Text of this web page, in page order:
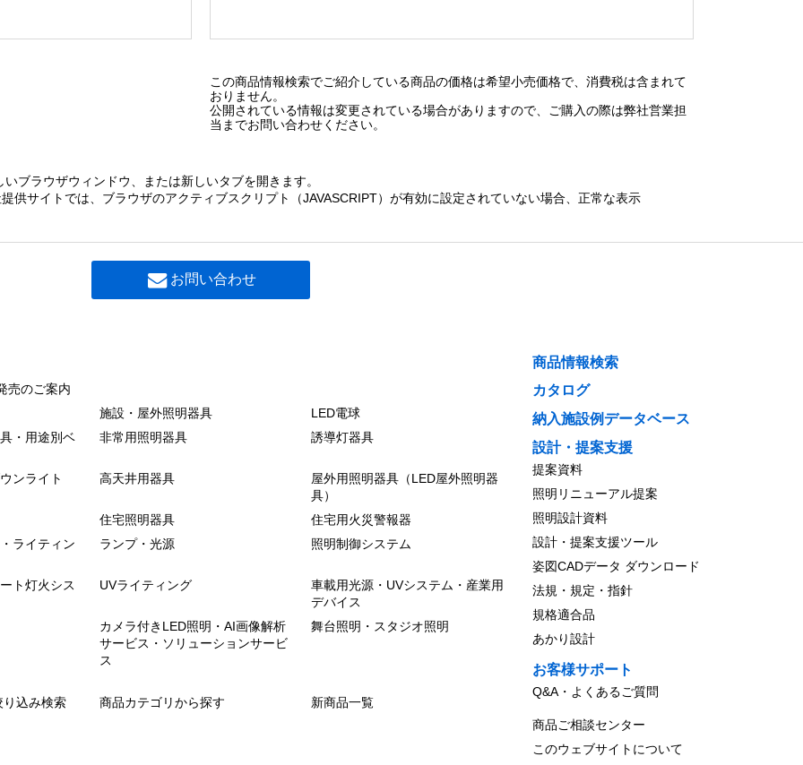
この商品情報検索でご紹介している商品の価格は希望小売価格で、消費税は含まれて
おりません。
公開されている情報は変更されている場合がありますので、ご購入の際は弊社営業担
当までお問い合わせください。
ブラウザウィンドウ、または新しいタブを開きます。
供サイトでは、ブラウザのアクティブスクリプト（JAVASCRIPT）が有効に設定されていない場合、正常な表示
お問い合わせ
売のご案内
施設・屋外照明器具
LED電球
・用途別ベ
非常用照明器具 誘導灯器具
ンライト 高天井用器具
屋外用照明器具（LED屋外照明器
具）
住宅照明器具
住宅用火災警報器
ライティン
ランプ・光源 照明制御システム
ト灯火シス UVライティング
車載用光源・UVシステム・産業用
デバイス
カメラ付きLED照明・AI画像解析
サービス・ソリューションサービ
ス
舞台照明・スタジオ照明
り込み検索 商品カテゴリから探す 新商品一覧
商品情報検索
カタログ
納入施設例データベース
設計・提案支援
提案資料
照明リニューアル提案
照明設計資料
設計・提案支援ツール
姿図CADデータ ダウンロード
法規・規定・指針
規格適合品
あかり設計
お客様サポート
Q&A・よくあるご質問
商品ご相談センター
このウェブサイトについて